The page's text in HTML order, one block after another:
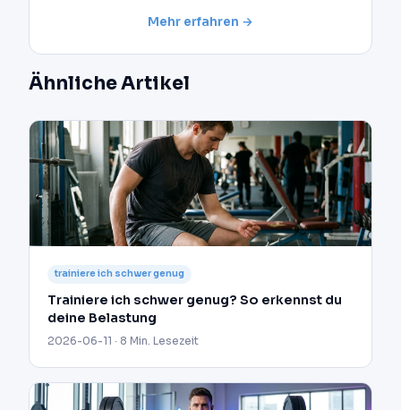
Mehr erfahren →
Ähnliche Artikel
trainiere ich schwer genug
Trainiere ich schwer genug? So erkennst du
deine Belastung
2026-06-11 · 8 Min. Lesezeit